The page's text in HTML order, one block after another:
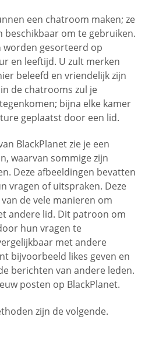
een chatroom maken; ze
beschikbaar om te gebruiken.
worden gesorteerd op
en leeftijd. U zult merken
beleefd en vriendelijk zijn
de chatrooms zul je
bijna elke kamer
geplaatst door een lid.
BlackPlanet zie je een
waarvan sommige zijn
Deze afbeeldingen bevatten
vragen of uitspraken. Deze
de vele manieren om
andere lid. Dit patroon om
hun vragen te
met andere
bijvoorbeeld likes geven en
berichten van andere leden.
posten op BlackPlanet.
zijn de volgende.